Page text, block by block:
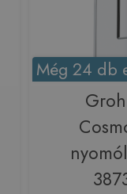
Még 24 db